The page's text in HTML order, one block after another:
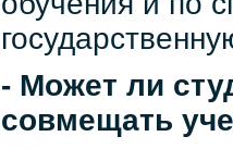
- Может ли
совмещать